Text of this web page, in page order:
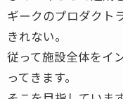
ギークのプロダクト
きれない。
従って施設全体をイ
ってきます。